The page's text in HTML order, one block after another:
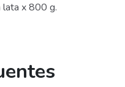
lata x 800 g.